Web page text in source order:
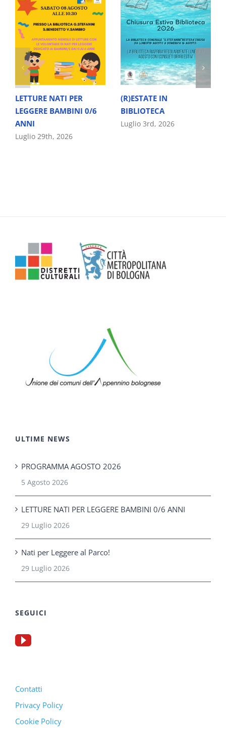
LETTURE NATI PER
LEGGERE BAMBINI 0/6
ANNI
Luglio 29th, 2026
(R)ESTATE IN
BIBLIOTECA
Luglio 3rd, 2026
ULTIME NEWS
PROGRAMMA AGOSTO 2026
5 Agosto 2026
LETTURE NATI PER LEGGERE BAMBINI 0/6 ANNI
29 Luglio 2026
Nati per Leggere al Parco!
29 Luglio 2026
SEGUICI
Contatti
Privacy Policy
Cookie Policy